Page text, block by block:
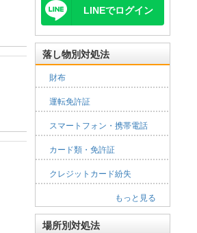
LINEでログイン
落し物別対処法
財布
運転免許証
スマートフォン・携帯電話
カード類・免許証
クレジットカード紛失
もっと見る
場所別対処法